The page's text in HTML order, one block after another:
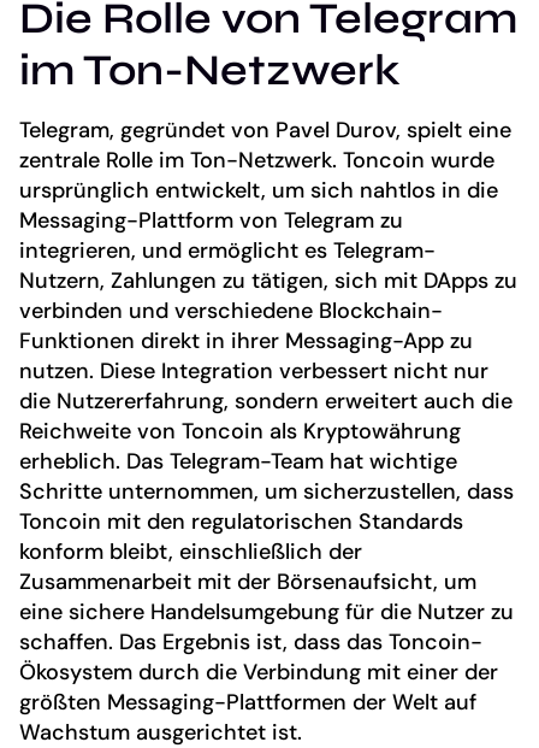
Die Rolle von Telegram
im Ton-Netzwerk
Telegram, gegründet von Pavel Durov, spielt eine
zentrale Rolle im Ton-Netzwerk. Toncoin wurde
ursprünglich entwickelt, um sich nahtlos in die
Messaging-Plattform von Telegram zu
integrieren, und ermöglicht es Telegram-
Nutzern, Zahlungen zu tätigen, sich mit DApps zu
verbinden und verschiedene Blockchain-
Funktionen direkt in ihrer Messaging-App zu
nutzen. Diese Integration verbessert nicht nur
die Nutzererfahrung, sondern erweitert auch die
Reichweite von Toncoin als Kryptowährung
erheblich. Das Telegram-Team hat wichtige
Schritte unternommen, um sicherzustellen, dass
Toncoin mit den regulatorischen Standards
konform bleibt, einschließlich der
Zusammenarbeit mit der Börsenaufsicht, um
eine sichere Handelsumgebung für die Nutzer zu
schaffen. Das Ergebnis ist, dass das Toncoin-
Ökosystem durch die Verbindung mit einer der
größten Messaging-Plattformen der Welt auf
Wachstum ausgerichtet ist.